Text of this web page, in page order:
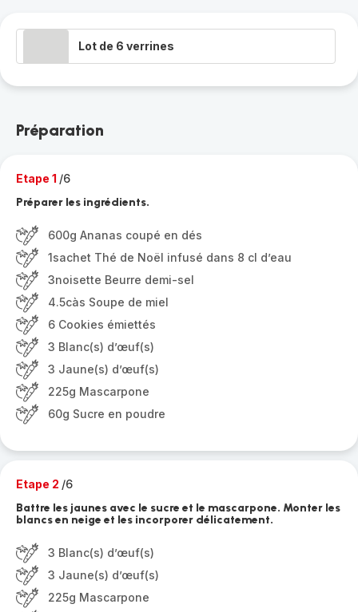
Lot de 6 verrines
Préparation
Etape 1 /6
Préparer les ingrédients.
600g Ananas coupé en dés
1sachet Thé de Noël infusé dans 8 cl d’eau
3noisette Beurre demi-sel
4.5càs Soupe de miel
6 Cookies émiettés
3 Blanc(s) d’œuf(s)
3 Jaune(s) d’œuf(s)
225g Mascarpone
60g Sucre en poudre
Etape 2 /6
Battre les jaunes avec le sucre et le mascarpone. Monter les
blancs en neige et les incorporer délicatement.
3 Blanc(s) d’œuf(s)
3 Jaune(s) d’œuf(s)
225g Mascarpone